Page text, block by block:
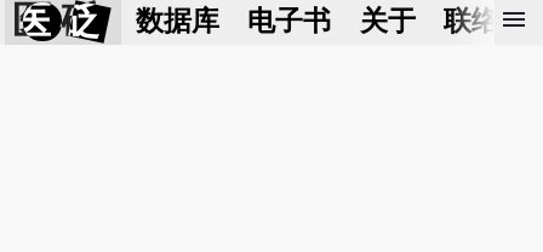
医 砭 数据库 电子书 关于 联络我
menu